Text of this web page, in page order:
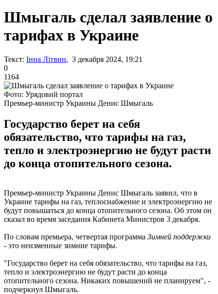
Шмыгаль сделал заявление о
тарифах в Украине
Текст: Інна Літвин, 3 декабря 2024, 19:21
0
1164
Фото: Урядовий портал
Премьер-министр Украины Денис Шмыгаль
Государство берет на себя
обязательство, что тарифы на газ,
тепло и электроэнергию не будут расти
до конца отопительного сезона.
Премьер-министр Украины Денис Шмыгаль заявил, что в
Украине тарифы на газ, теплоснабжение и электроэнергию не
будут повышаться до конца отопительного сезона. Об этом он
сказал во время заседания Кабинета Министров 3 декабря.
По словам премьера, четвертая программа Зимней поддержки
- это неизменные зимние тарифы.
"Государство берет на себя обязательство, что тарифы на газ,
тепло и электроэнергию не будут расти до конца
отопительного сезона. Никаких повышений не планируем", -
подчеркнул Шмыгаль.